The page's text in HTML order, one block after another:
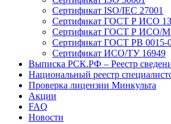
Сертификат ISO/IEC 27001
Сертификат ГОСТ Р ИСО
Сертификат ГОСТ Р ИСО/
Сертификат ГОСТ РВ 0015-
Сертификат ИСО/ТУ 16949
Выписка РСК.РФ – Реестр
Национальный реестр
Проверка лицензии Минкульта
Акции
FAQ
Новости